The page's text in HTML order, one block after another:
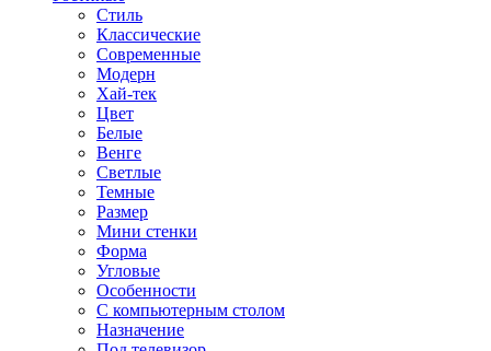
Стиль
Классические
Современные
Модерн
Хай-тек
Цвет
Белые
Венге
Светлые
Темные
Размер
Мини стенки
Форма
Угловые
Особенности
С компьютерным столом
Назначение